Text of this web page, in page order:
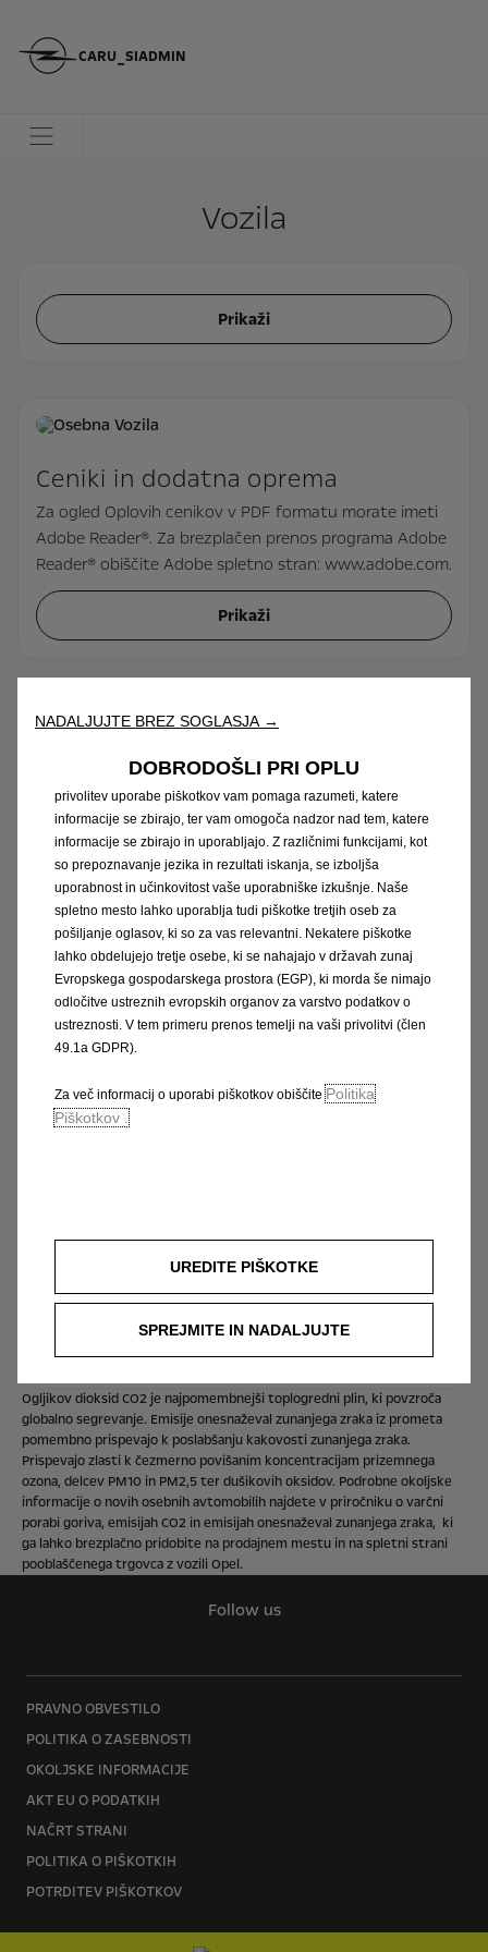
CARU_SIADMIN
Vozila
Prikaži
Ceniki in dodatna oprema
Za ogled Oplovih cenikov v PDF formatu morate imeti
Adobe Reader®. Za brezplačen prenos programa Adobe
Reader® obiščite Adobe spletno stran: www.adobe.com.
Prikaži
Prihajajoči modeli
Prikaži
Naše novice
Prikaži
OKOLJSKE INFORMACIJE
Poraba goriva in emisije CO2
Ogljikov dioksid CO2 je najpomembnejši toplogredni plin, ki povzroča
globalno segrevanje. Emisije onesnaževal zunanjega zraka iz prometa
pomembno prispevajo k poslabšanju kakovosti zunanjega zraka.
Prispevajo zlasti k čezmerno povišanim koncentracijam prizemnega
ozona, delcev PM10 in PM2,5 ter dušikovih oksidov. Podrobne okoljske
informacije o novih osebnih avtomobilih najdete v priročniku o varčni
porabi goriva, emisijah CO2 in emisijah onesnaževal zunanjega zraka, ki
ga lahko brezplačno pridobite na prodajnem mestu in na spletni strani
pooblaščenega trgovca z vozili Opel.
Follow us
PRAVNO OBVESTILO
POLITIKA O ZASEBNOSTI
OKOLJSKE INFORMACIJE
AKT EU O PODATKIH
POLITIKA O PIŠKOTKIH
NAČRT STRANI
POTRDITEV PIŠKOTKOV
NADALJUJTE BREZ SOGLASJA →
DOBRODOŠLI PRI OPLU
Na spletnem mestu vam želimo omogočiti najboljšo izkušnjo, zato
tehnologijo, s katero mi in naši partnerji spremljamo, kako
obiskovalci spletnega mesta. Naše politika za upravljanje
privolitev uporabe piškotkov vam pomaga razumeti, katere
informacije se zbirajo, ter vam omogoča nadzor nad tem, katere
informacije se zbirajo in uporabljajo. Z različnimi funkcijami, kot
so prepoznavanje jezika in rezultati iskanja, se izboljša
uporabnost in učinkovitost vaše uporabniške izkušnje. Naše
spletno mesto lahko uporablja tudi piškotke tretjih oseb za
pošiljanje oglasov, ki so za vas relevantni. Nekatere piškotke
lahko obdelujejo tretje osebe, ki se nahajajo v državah zunaj
Evropskega gospodarskega prostora (EGP), ki morda še nimajo
odločitve ustreznih evropskih organov za varstvo podatkov o
ustreznosti. V tem primeru prenos temelji na vaši privolitvi (člen
49.1a GDPR).
Za več informacij o uporabi piškotkov obiščitePolitika
Piškotkov .
UREDITE PIŠKOTKE
SPREJMITE IN NADALJUJTE